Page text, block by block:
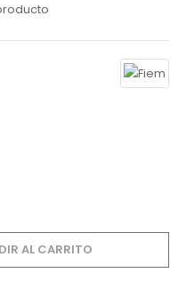
AL CARRITO